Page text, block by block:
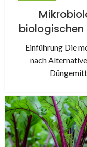
biologischen
Einführung Die
nach